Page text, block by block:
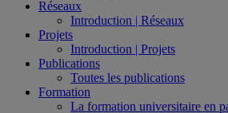
Réseaux
Introduction | Réseaux
Projets
Introduction | Projets
Publications
Toutes les publications
Formation
La formation universitaire en